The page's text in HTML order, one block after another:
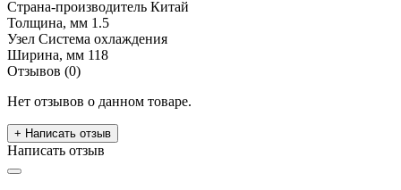
Страна-производитель Китай
Толщина, мм 1.5
Узел Система охлаждения
Ширина, мм 118
Отзывов (0)
Нет отзывов о данном товаре.
+ Написать отзыв
Написать отзыв